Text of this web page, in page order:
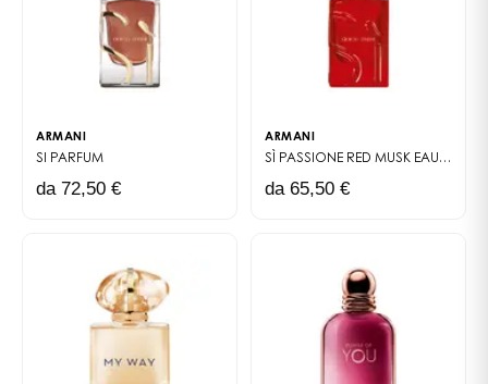
Dire Sì è fare una scelta. La scelta di aprirsi alle infinite
possibilità della vita.
Che tu dica Sì alla passione, alla libertà, all'amore o a
tutte le sfaccettature della tua personalità.
LE NOTE OLFATTIVE
La firma avvolgente del nettare di ribes nero, di
origine naturale, si mescola alla sinfonia femminile
dell'assoluta di rosa damascena e all'olio essenziale
ARMANI
SI PARFUM
da 72,50 €
ARMANI
SÌ PASSIONE RED MUSK EAU DE PARFUM
da 65,50 €